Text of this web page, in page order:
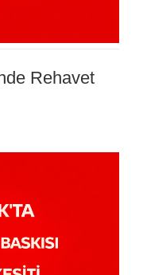
Rehavet